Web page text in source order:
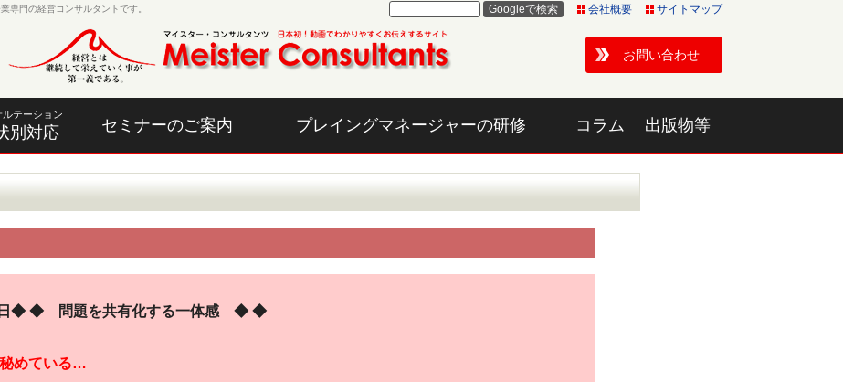
専門の経営コンサルタントです。
お問い合わせ
会社概要 サイトマップ
ルテーション
別対応 セミナーのご案内 プレイングマネージャーの研修 コラム 出版物等
日◆ ◆ 問題を共有化する一体感 ◆ ◆
めている…